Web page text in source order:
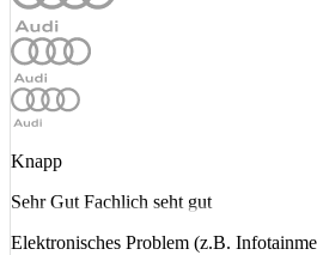
Knapp
Sehr Gut Fachlich seht gut
Elektronisches Problem (z.B.